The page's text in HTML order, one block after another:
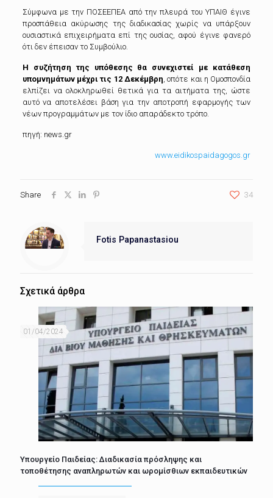
Σύμφωνα με την ΠΟΣΕΕΠΕΑ από την πλευρά του ΥΠΑΙΘ έγινε
προσπάθεια ακύρωσης της διαδικασίας χωρίς να υπάρξουν
ουσιαστικά επιχειρήματα επί της ουσίας, αφού έγινε φανερό
ότι δεν έπεισαν το Συμβούλιο.
Η συζήτηση της υπόθεσης θα συνεχιστεί με κατάθεση
υπομνημάτων μέχρι τις 12 Δεκέμβρη, οπότε και η Ομοσπονδία
ελπίζει να ολοκληρωθεί θετικά για τα αιτήματα της, ώστε
αυτό να αποτελέσει βάση για την αποτροπή εφαρμογής των
νέων προγραμμάτων με τον ίδιο απαράδεκτο τρόπο.
πηγή: news.gr
www.eidikospaidagogos.gr
Share 34
Fotis Papanastasiou
Σχετικά άρθρα
01/04/2024
Υπουργείο Παιδείας: Διαδικασία πρόσληψης και
τοποθέτησης αναπληρωτών και ωρομίσθιων εκπαιδευτικών